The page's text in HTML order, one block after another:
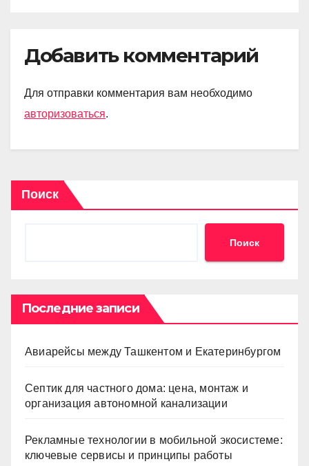
Добавить комментарий
Для отправки комментария вам необходимо
авторизоваться.
Поиск
Поиск
Последние записи
Авиарейсы между Ташкентом и Екатеринбургом
Септик для частного дома: цена, монтаж и
организация автономной канализации
Рекламные технологии в мобильной экосистеме:
ключевые сервисы и принципы работы